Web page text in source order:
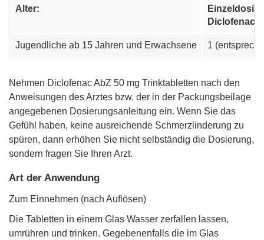
Alter:
Einzeldosis
Diclofenac
Jugendliche ab 15 Jahren und Erwachsene 1
Nehmen Diclofenac AbZ 50 mg Trinktabletten nach den
Anweisungen des Arztes bzw. der in der Packungsbeilage
angegebenen Dosierungsanleitung ein. Wenn Sie das
Gefühl haben, keine ausreichende Schmerzlinderung zu
spüren, dann erhöhen Sie nicht selbständig die Dosierung,
sondern fragen Sie Ihren Arzt.
Art der Anwendung
Zum Einnehmen (nach Auflösen)
Die Tabletten in einem Glas Wasser zerfallen lassen,
umrühren und trinken. Gegebenenfalls die im Glas